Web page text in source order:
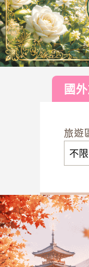
國
旅遊